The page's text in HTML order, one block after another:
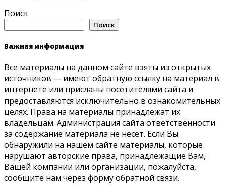
Поиск
Поиск
Важная информация
Все материалы на данном сайте взяты из открытых
источников — имеют обратную ссылку на материал в
интернете или присланы посетителями сайта и
предоставляются исключительно в ознакомительных
целях. Права на материалы принадлежат их
владельцам. Администрация сайта ответственности
за содержание материала не несет. Если Вы
обнаружили на нашем сайте материалы, которые
нарушают авторские права, принадлежащие Вам,
Вашей компании или организации, пожалуйста,
сообщите нам через форму обратной связи.